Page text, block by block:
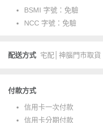
BSMI 字號： 免驗
NCC 字號： 免驗
配送方式 宅配│神腦門市取貨
付款方式
信用卡一次付款
信用卡分期付款